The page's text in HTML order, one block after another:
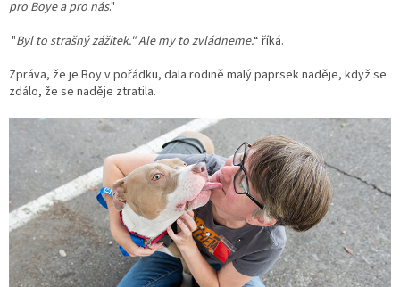
pro Boye a pro nás."
"Byl to strašný zážitek." Ale my to zvládneme.“ říká.
Zpráva, že je Boy v pořádku, dala rodině malý paprsek naděje, když se
zdálo, že se naděje ztratila.